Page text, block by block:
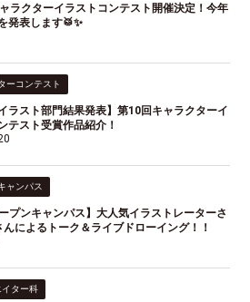
ラクターイラストコンテスト開催決定！今年
発表します🥁✨
ーコンテスト
イラスト部門結果発表】第10回キャラクターイ
テスト受賞作品紹介！
ャンパス
プンキャンパス】大人気イラストレーターさ
んによるトーク＆ライブドローイング！！
イター科